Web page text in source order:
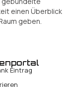
einen Überblick
geben.
Eintrag